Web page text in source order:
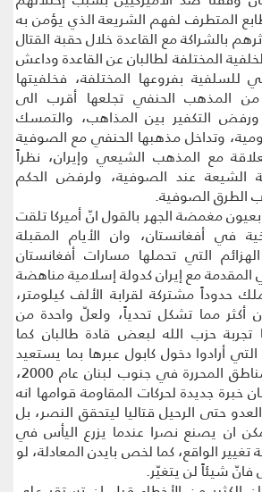
المتطرف لفهم الشريعة الذي يؤمن به
بالشراكة مع القاعدة خلال حقبة القتال
المختلفة لطالبان عن القاعدة وداعش
للسلفية بفروعها المختلفة، فخلفيتها
من المذهب الحنفي تجلعها أقرب الى
ورفض التكفير بين المذاهب، والتمسك
وتداخل مذهبها الحنفي مع الصوفية
مع المذهب الشيعي وإيران، نظراً
الشيعة عند الصوفية، ولرفض الحكم
الطرق الصوفية.
مغمضة الجهر بالقول انّ أميركا تلقت
في أفغانستان، وان الأيام المقبلة
التي تحملها مسارات أفغانستان
المقدمة مع إيران كدولة إسلامية مناهضة
حدوداً مشتركة لقرابة الألف كيلومتر،
مما تشكل تحدياً، ولعلّ واحدة من
تجربة حزب الله لبعض قادة طالبان كما
أرادوا دخول كابول عبرها بما يستعيد
طريقة دخوله الى المناطق المحررة في جنوب لبنان عام 2000،
خبرة جديدة لحركات المقاومة قوامها انه
حتى الرحيل قتاليا ليتحقق النصر، بل
ان يصنع نصرا عندما يزرع اليأس في
تغيير الواقع، كما لخص بايدن المعادلة، لو
فانّ شيئاً لن يتغيّر.